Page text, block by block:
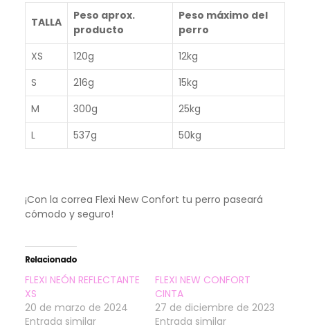
TALLA
Peso aprox.
producto
Peso máximo del
perro
XS
120g
12kg
S
216g
15kg
M
300g
25kg
L
537g 50kg
¡Con la correa Flexi New Confort tu perro paseará
cómodo y seguro!
Relacionado
FLEXI NEÓN REFLECTANTE
XS
20 de marzo de 2024
Entrada similar
FLEXI NEW CONFORT
CINTA
27 de diciembre de 2023
Entrada similar